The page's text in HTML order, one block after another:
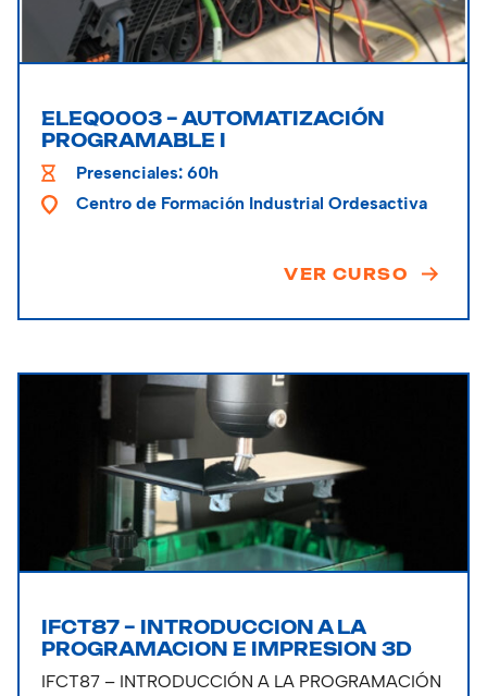
ELEQ0003 – AUTOMATIZACIÓN
PROGRAMABLE I
Presenciales: 60h
Centro de Formación Industrial Ordesactiva
VER CURSO
IFCT87 – INTRODUCCION A LA
PROGRAMACION E IMPRESION 3D
IFCT87 – INTRODUCCIÓN A LA PROGRAMACIÓN